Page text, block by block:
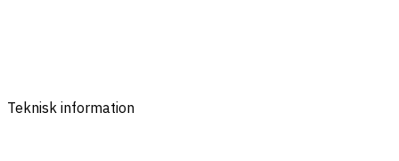
Teknisk information